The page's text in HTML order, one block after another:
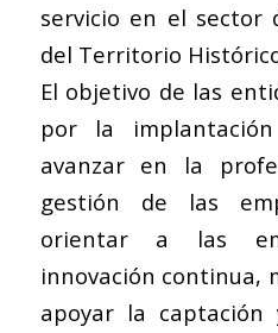
servicio en el sector
del Territorio
El objetivo de las
por la
avanzar en la
gestión de las
orientar a las
innovación continua,
apoyar la